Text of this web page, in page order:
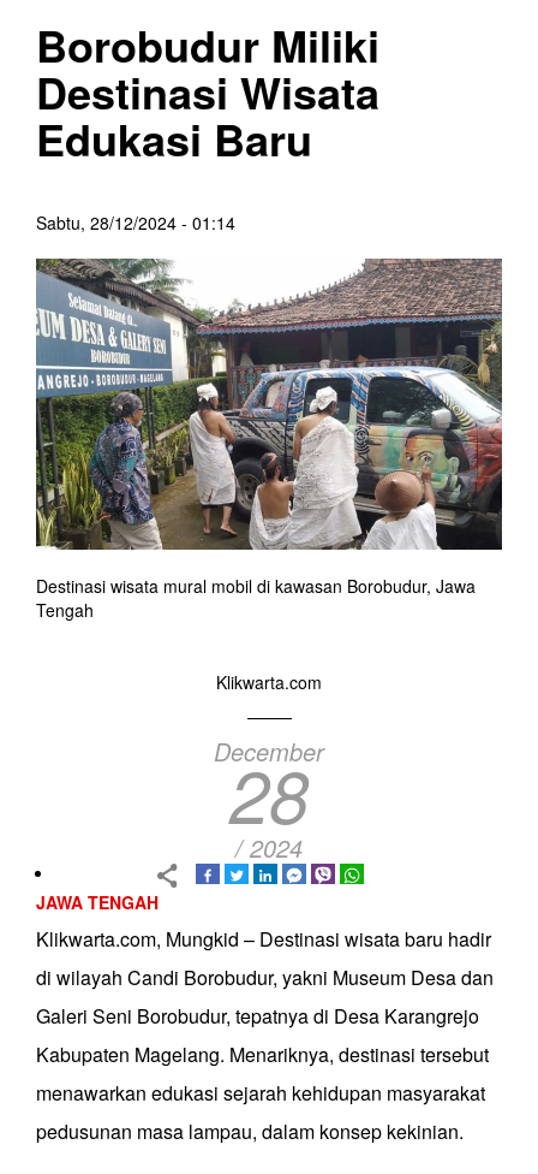
Borobudur Miliki
Destinasi Wisata
Edukasi Baru
Sabtu, 28/12/2024 - 01:14
Destinasi wisata mural mobil di kawasan Borobudur, Jawa
Tengah
Klikwarta.com
December
28
/ 2024
JAWA TENGAH
Klikwarta.com, Mungkid – Destinasi wisata baru hadir
di wilayah Candi Borobudur, yakni Museum Desa dan
Galeri Seni Borobudur, tepatnya di Desa Karangrejo
Kabupaten Magelang. Menariknya, destinasi tersebut
menawarkan edukasi sejarah kehidupan masyarakat
pedusunan masa lampau, dalam konsep kekinian.